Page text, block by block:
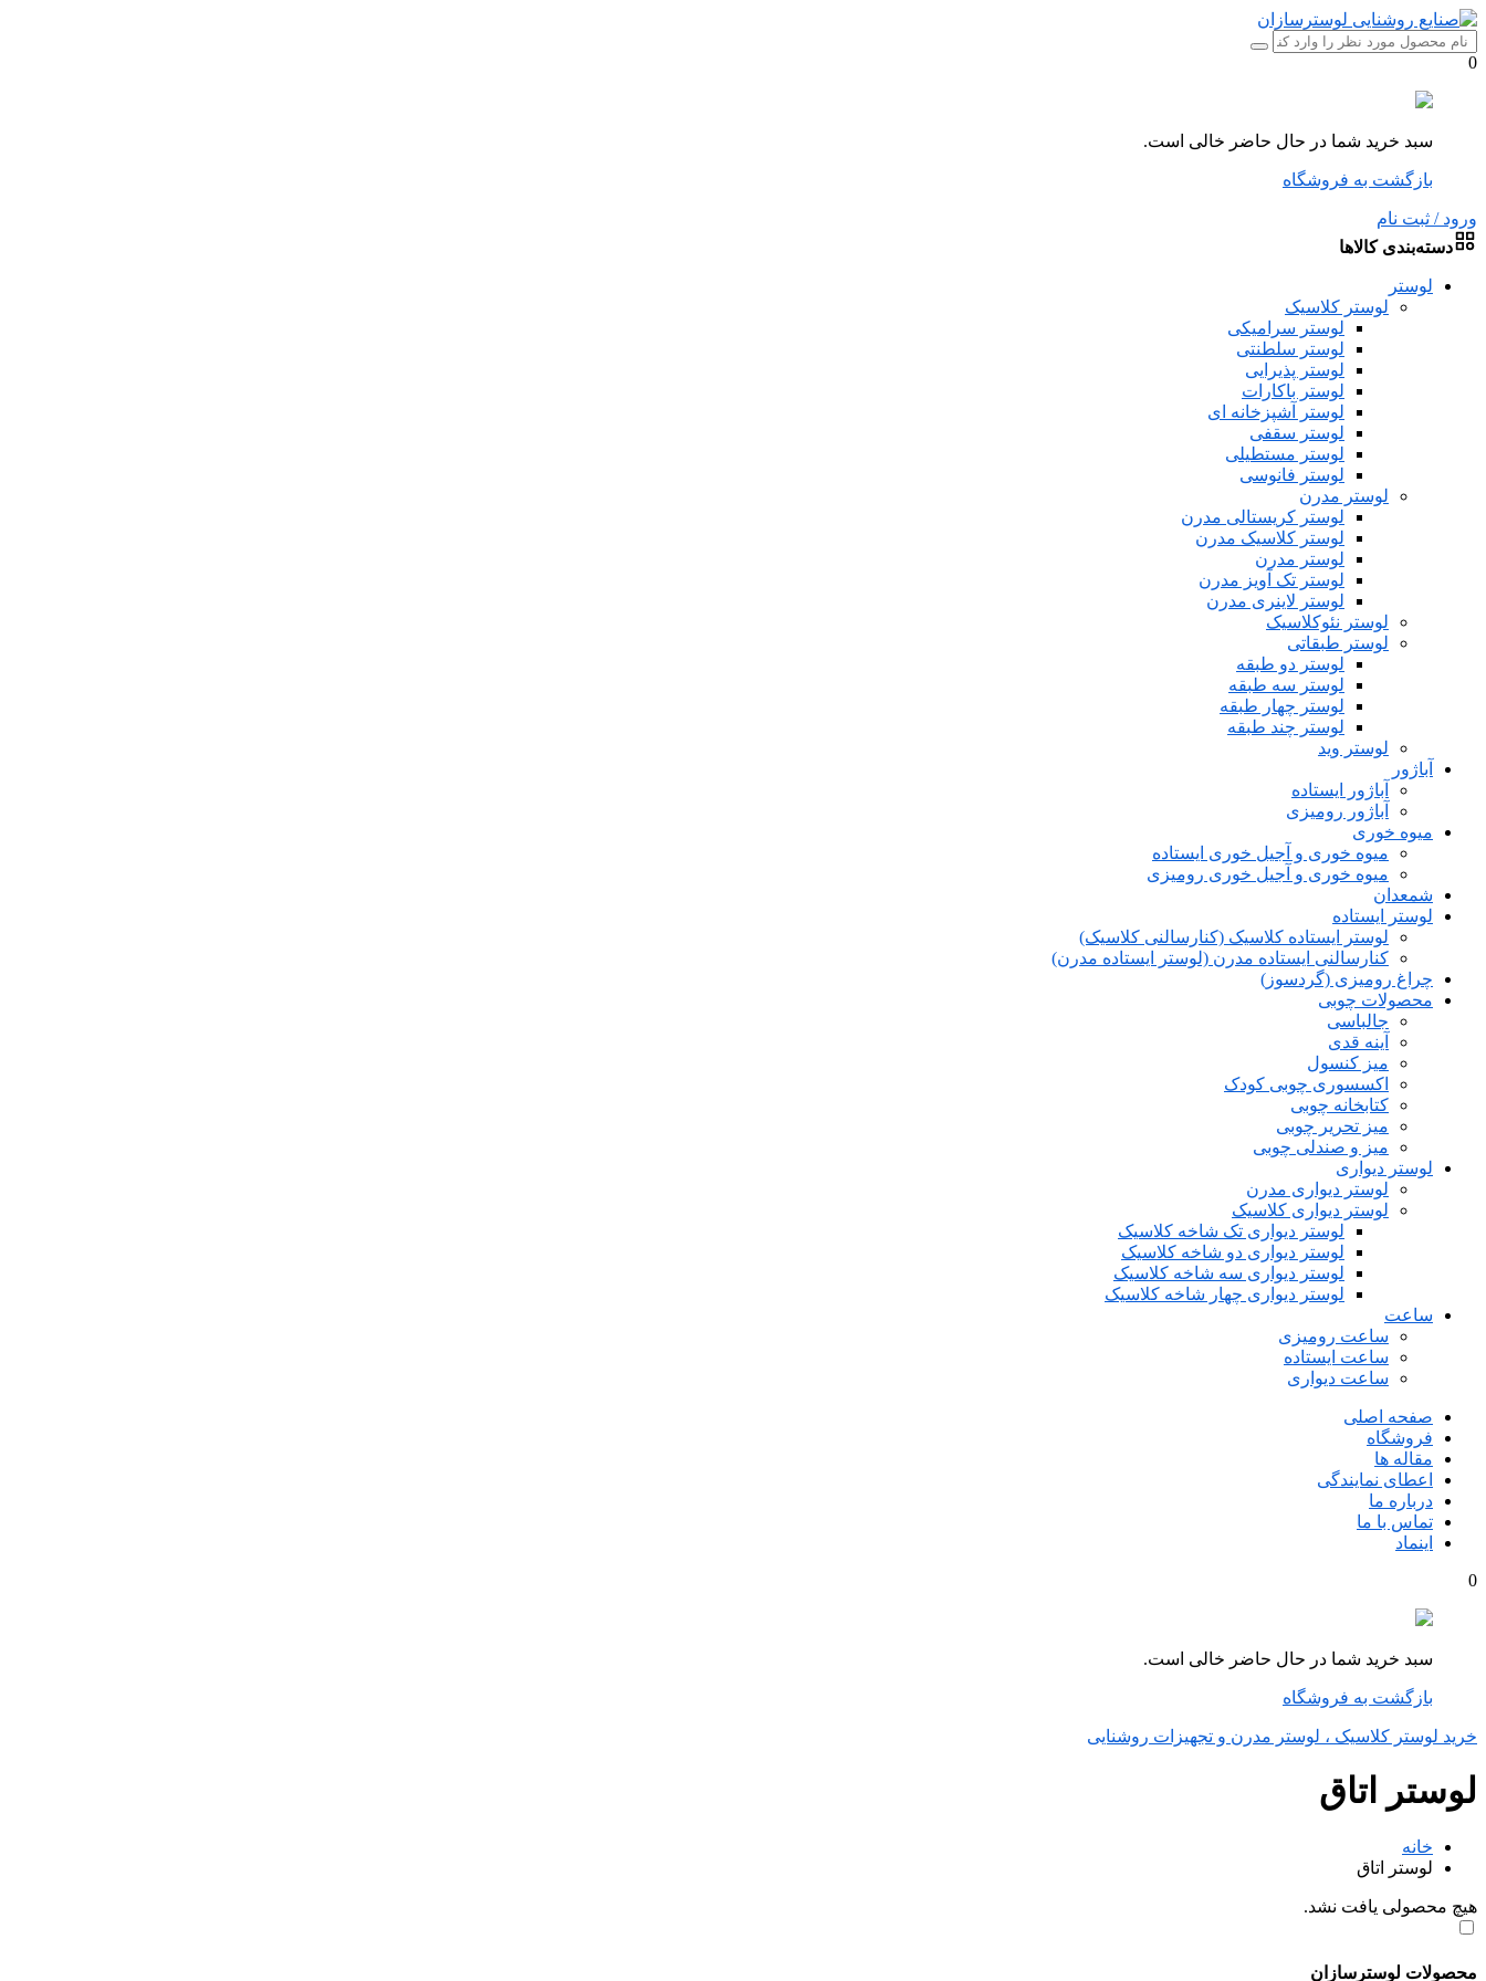
0
سبد خرید شما در حال حاضر خالی است.
بازگشت به فروشگاه
ورود / ثبت نام
دسته‌بندی کالاها
لوستر
لوستر کلاسیک
لوستر سرامیکی
لوستر سلطنتی
لوستر پذیرایی
لوستر باکارات
لوستر آشپزخانه ای
لوستر سقفی
لوستر مستطیلی
لوستر فانوسی
لوستر مدرن
لوستر کریستالی مدرن
لوستر کلاسیک مدرن
لوستر مدرن
لوستر تک آویز مدرن
لوستر لاینری مدرن
لوستر نئوکلاسیک
لوستر طبقاتی
لوستر دو طبقه
لوستر سه طبقه
لوستر چهار طبقه
لوستر چند طبقه
لوستر وید
آباژور
آباژور ایستاده
آباژور رومیزی
میوه خوری
میوه خوری و آجیل خوری ایستاده
میوه خوری و آجیل خوری رومیزی
شمعدان
لوستر ایستاده
لوستر ایستاده کلاسیک (کنارسالنی کلاسیک)
کنارسالنی ایستاده مدرن (لوستر ایستاده مدرن)
چراغ رومیزی (گردسوز)
محصولات چوبی
جالباسی
آینه قدی
میز کنسول
اکسسوری چوبی کودک
کتابخانه چوبی
میز تحریر چوبی
میز و صندلی چوبی
لوستر دیواری
لوستر دیواری مدرن
لوستر دیواری کلاسیک
لوستر دیواری تک شاخه کلاسیک
لوستر دیواری دو شاخه کلاسیک
لوستر دیواری سه شاخه کلاسیک
لوستر دیواری چهار شاخه کلاسیک
ساعت
ساعت رومیزی
ساعت ایستاده
ساعت دیواری
صفحه اصلی
فروشگاه
مقاله ها
اعطای نمایندگی
درباره ما
تماس با ما
اینماد
0
سبد خرید شما در حال حاضر خالی است.
بازگشت به فروشگاه
خرید لوستر کلاسیک ، لوستر مدرن و تجهیزات روشنایی
لوستر اتاق
خانه
لوستر اتاق
هیچ محصولی یافت نشد.
محصولات لوسترسازان